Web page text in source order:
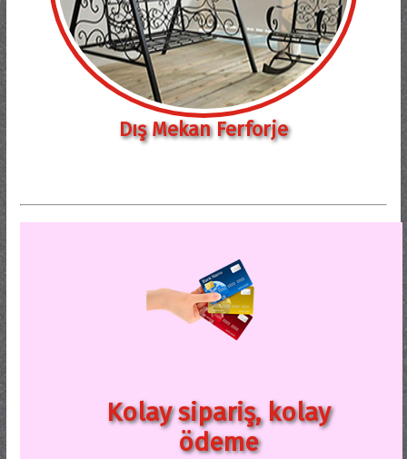
Dış Mekan Ferforje
Kolay sipariş, kolay
ödeme